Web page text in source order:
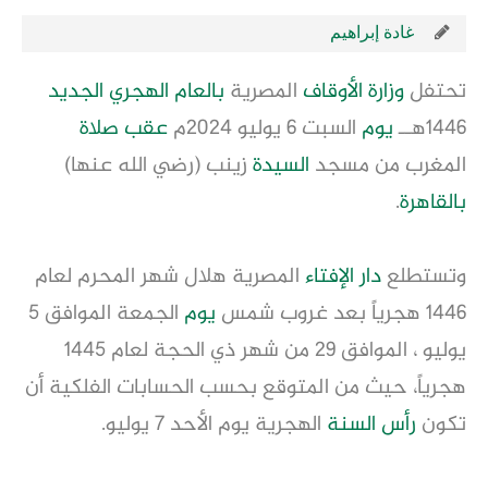
غادة إبراهيم
تحتفلوزارةالأوقاف المصرية بالعام الهجري الجديد
1446هــ
يوم السبت 6 يوليو 2024م عقب صلاة
المغرب من مسجد السيدةزينب (رضي الله عنها)
بالقاهرة.
وتستطلعدار الإفتاءالمصرية هلال شهر المحرم لعام
1446 هجرياً بعد غروب شمس
يوم
الجمعة الموافق 5
يوليو ، الموافق 29 من شهر ذي الحجة لعام 1445
هجرياً، حيث من المتوقع بحسب الحسابات الفلكية أن
تكون رأس السنة الهجرية يوم الأحد 7 يوليو.